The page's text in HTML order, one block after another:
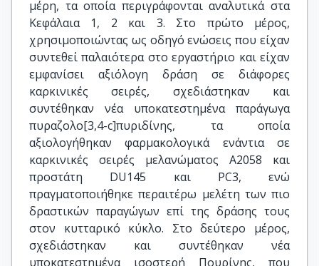
μέρη, τα οποία περιγράφονται αναλυτικά στα
Κεφάλαια 1, 2 και 3. Στο πρώτο μέρος,
χρησιμοποιώντας ως οδηγό ενώσεις που είχαν
συντεθεί παλαιότερα στο εργαστήριο και είχαν
εμφανίσει αξιόλογη δράση σε διάφορες
καρκινικές σειρές, σχεδιάστηκαν και
συντέθηκαν νέα υποκατεστημένα παράγωγα
πυραζολο[3,4-c]πυριδίνης, τα οποία
αξιολογήθηκαν φαρμακολογικά ενάντια σε
καρκινικές σειρές μελανώματος A2058 και
προστάτη DU145 και PC3, ενώ
πραγματοποιήθηκε περαιτέρω μελέτη των πιο
δραστικών παραγώγων επί της δράσης τους
στον κυτταρικό κύκλο. Στο δεύτερο μέρος,
σχεδιάστηκαν και συντέθηκαν νέα
υποκατεστημένα ισοστερή Πουρίνης, που